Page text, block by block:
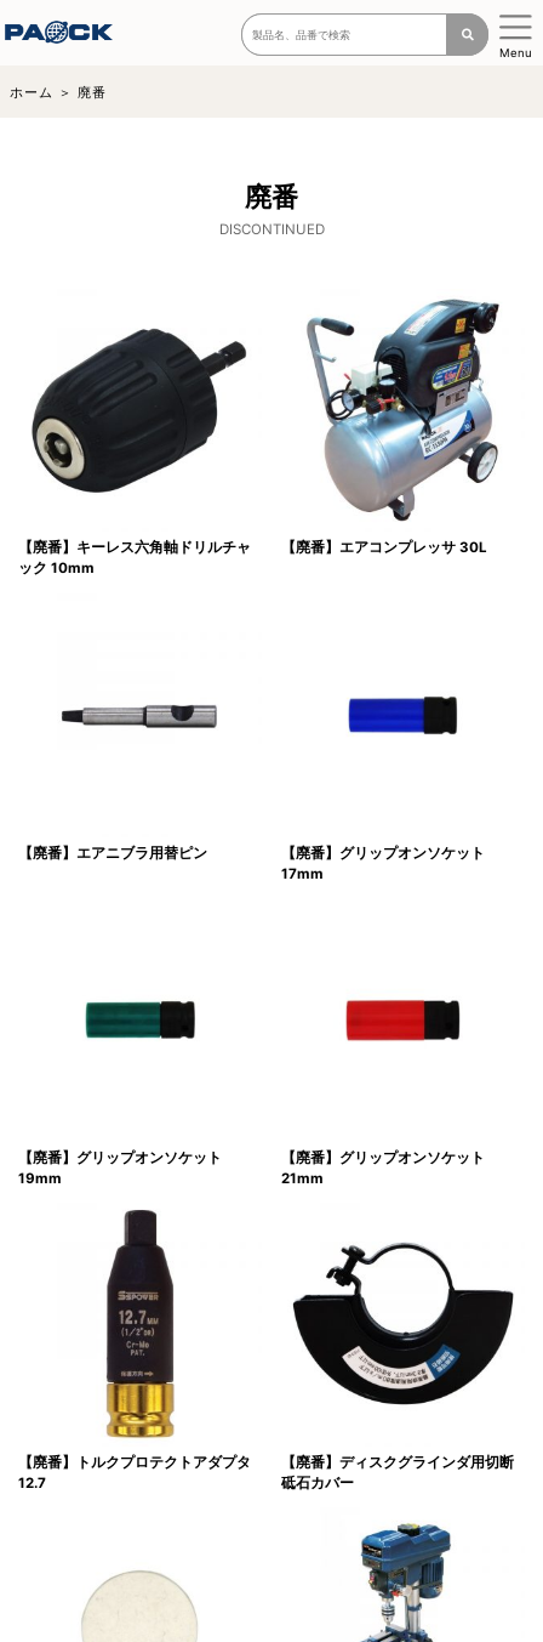
Menu
ホーム 廃番
廃番
DISCONTINUED
【廃番】キーレス六角軸ドリルチャ
ック 10mm
【廃番】エアコンプレッサ 30L
【廃番】エアニブラ用替ピン
【廃番】グリップオンソケット
17mm
【廃番】グリップオンソケット
19mm
【廃番】グリップオンソケット
21mm
【廃番】トルクプロテクトアダプタ
12.7
【廃番】ディスクグラインダ用切断
砥石カバー